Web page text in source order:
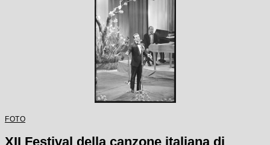
FOTO
XII Festival della canzone italiana di